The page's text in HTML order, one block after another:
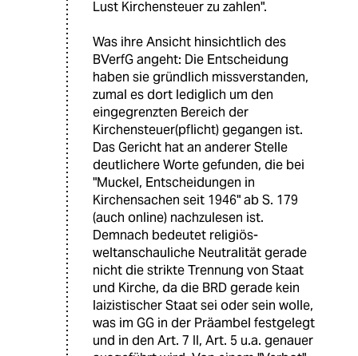
Lust Kirchensteuer zu zahlen".
Was ihre Ansicht hinsichtlich des
BVerfG angeht: Die Entscheidung
haben sie gründlich missverstanden,
zumal es dort lediglich um den
eingegrenzten Bereich der
Kirchensteuer(pflicht) gegangen ist.
Das Gericht hat an anderer Stelle
deutlichere Worte gefunden, die bei
"Muckel, Entscheidungen in
Kirchensachen seit 1946" ab S. 179
(auch online) nachzulesen ist.
Demnach bedeutet religiös-
weltanschauliche Neutralität gerade
nicht die strikte Trennung von Staat
und Kirche, da die BRD gerade kein
laizistischer Staat sei oder sein wolle,
was im GG in der Präambel festgelegt
und in den Art. 7 II, Art. 5 u.a. genauer